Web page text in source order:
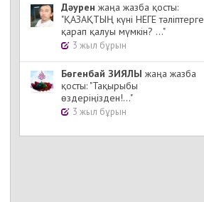
Дәурен жаңа жазба қосты:
"ҚАЗАҚТЫҢ күні НЕГЕ тәліптерге
қарап қалуы мүмкін? ..."
3 жыл бұрын
Бөгенбай ЗИЯЛЫ жаңа жазба
қосты: "Тақырыбы
өздеріңізден!..."
3 жыл бұрын